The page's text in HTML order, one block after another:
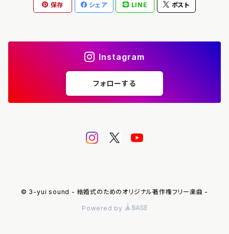
手紙朗読
プロフィール紹介
保存 シェア LINE ポスト
Instagram
フォローする
© 3-yui sound - 結婚式のためのオリジナル著作権フリー楽曲 -
Powered by